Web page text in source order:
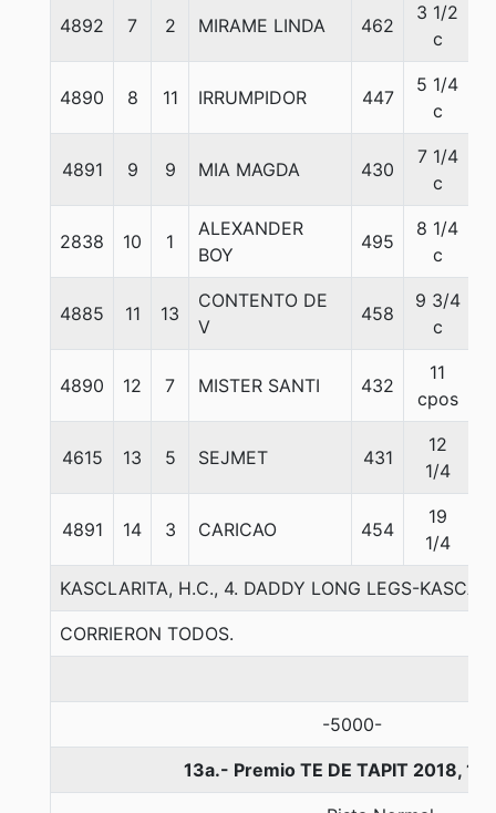
4892 7 2 MIRAME LINDA 462
3 1/2
c
4890 8 11 IRRUMPIDOR 447
5 1/4
c
4891 9 9 MIA MAGDA 430
7 1/4
c
2838 10 1
ALEXANDER
BOY
495
8 1/4
c
4885 11 13
CONTENTO DE
V
458
9 3/4
c
4890 12 7 MISTER SANTI 432
11
cpos
4615 13 5 SEJMET 431
12
1/4
4891 14 3 CARICAO 454
19
1/4
KASCLARITA, H.C., 4. DADDY LONG LEGS-
CORRIERON TODOS.
-5000-
13a.- Premio TE DE TAPIT 2018,